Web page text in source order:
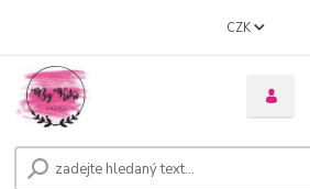
CZK